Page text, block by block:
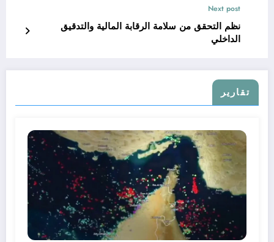
Next post
نظم التحقق من سلامة الرقابة المالية والتدقيق
الداخلي
تقارير